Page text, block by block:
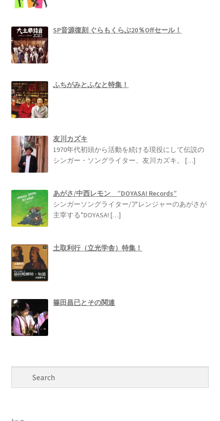
SP音源復刻 ぐらもくらぶ20％Offセール！
ふちがみとふなと特集！
友川カズキ
1970年代初頭から活動を続ける現役にして伝説の
シンガー・ソングライター、友川カズキ。[…]
あがさ/中西レモン ”DOYASA! Records”
シンガーソングライター/アレンジャーのあがさが
主宰する”DOYASA![…]
土取利行（立光学舎）特集！
篠田昌已とその関連